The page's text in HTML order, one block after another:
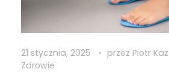
21 stycznia, 2025 przez Piotr
Zdrowie